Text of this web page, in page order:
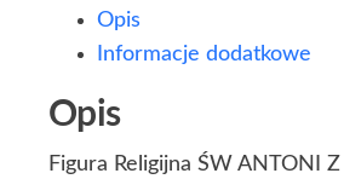
Opis
Informacje dodatkowe
Opis
Figura Religijna ŚW ANTONI Z